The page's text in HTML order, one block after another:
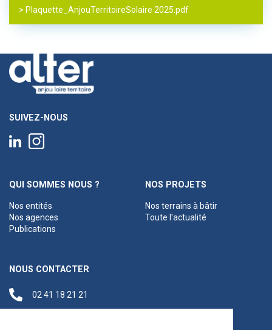
> Plaquette_AnjouTerritoireSolaire 2025.pdf
SUIVEZ-NOUS
QUI SOMMES NOUS ?
Nos entités
Nos agences
Publications
NOS PROJETS
Nos terrains à bâtir
Toute l'actualité
NOUS CONTACTER
02 41 18 21 21